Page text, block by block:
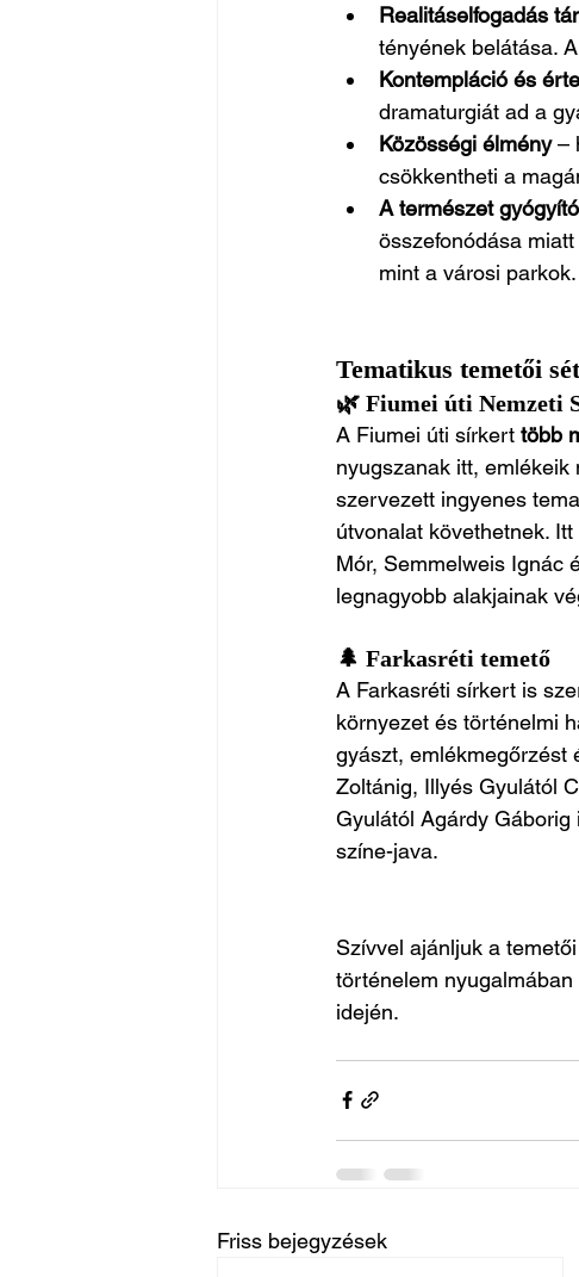
Realitáselfogadás
tényének belátása.
Kontempláció és
dramaturgiát ad a
Közösségi élmény –
csökkentheti a
A természet
összefonódása
mint a városi parkok.
Tematikus temetői
🌿 Fiumei úti Nemzeti
A Fiumei úti sírkert több
nyugszanak itt,
szervezett ingyenes
útvonalat követhetnek.
Mór, Semmelweis Ignác
legnagyobb alakjainak
🌲 Farkasréti temető
A Farkasréti sírkert is
környezet és történelmi
gyászt, emlékmegőrzést
Zoltánig, Illyés Gyulától
Gyulától Agárdy
színe-java.
Szívvel ajánljuk a
történelem
idején.
Friss bejegyzések